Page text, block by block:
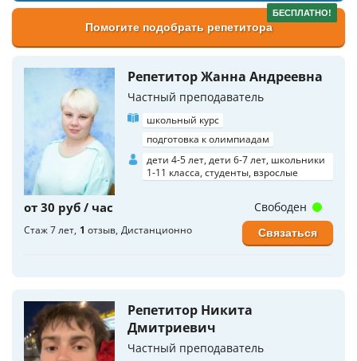
БЕСПЛАТНО!
Помогите подобрать репетитора
Репетитор Жанна Андреевна
Частный преподаватель
школьный курс
подготовка к олимпиадам
дети 4-5 лет, дети 6-7 лет, школьники
1-11 класса, студенты, взрослые
от 30 руб / час
Стаж 7 лет 1 отзыв Дистанционно
Свободен
Связаться
Репетитор Никита
Дмитриевич
Частный преподаватель